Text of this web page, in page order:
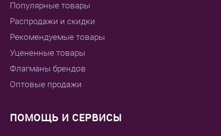
Популярные товары
Распродажи и скидки
Рекомендуемые товары
Уцененные товары
Флагманы брендов
Оптовые продажи
ПОМОЩЬ И СЕРВИСЫ